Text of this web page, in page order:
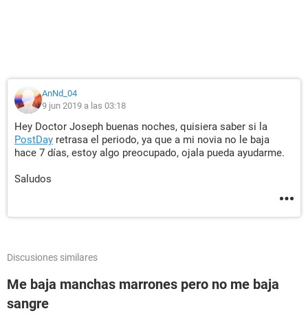
AnNd_04
9 jun 2019 a las 03:18
Hey Doctor Joseph buenas noches, quisiera saber si la
PostDay retrasa el periodo, ya que a mi novia no le baja
hace 7 días, estoy algo preocupado, ojala pueda ayudarme.
Saludos
Discusiones similares
Me baja manchas marrones pero no me baja
sangre